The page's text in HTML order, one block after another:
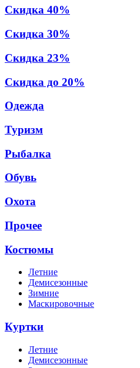
Скидка 40%
Скидка 30%
Скидка 23%
Скидка до 20%
Одежда
Туризм
Рыбалка
Обувь
Охота
Прочее
Костюмы
Летние
Демисезонные
Зимние
Маскировочные
Куртки
Летние
Демисезонные